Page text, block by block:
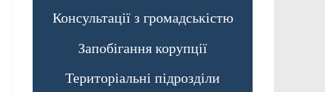
Консультації з громадськістю
Запобігання корупції
Територіальні підрозділи